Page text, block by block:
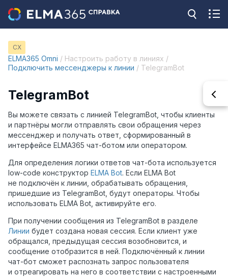
CX
ELMA365 Omni / Настроить работу в линиях /
Подключить мессенджеры к линии / TelegramBot
TelegramBot
Вы можете связать с линией TelegramBot, чтобы клиенты
и партнёры могли отправлять свои обращения через
мессенджер и получать ответ, сформированный в
интерфейсе ELMA365 чат-ботом или оператором.
Для определения логики ответов чат-бота используется
low-code конструктор ELMA Bot. Если ELMA Bot
не подключён к линии, обрабатывать обращения,
пришедшие из TelegramBot, будут операторы. Чтобы
использовать ELMA Bot, активируйте его.
При получении сообщения из TelegramBot в разделе
Линии будет создана новая сессия. Если клиент уже
обращался, предыдущая сессия возобновится, и
сообщение отобразится в ней. Подключённый к линии
чат-бот сможет распознать запрос пользователя
и отреагировать на него в соответствии с настроенными